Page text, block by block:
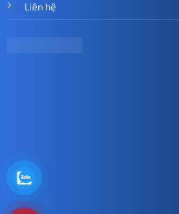
Liên hệ